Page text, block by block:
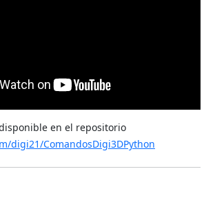
en el repositorio
digi21/ComandosDigi3DPython